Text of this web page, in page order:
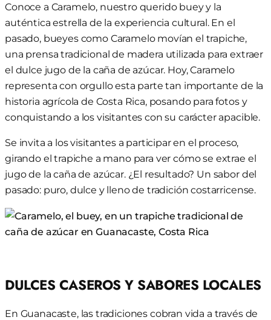
Conoce a Caramelo, nuestro querido buey y la
auténtica estrella de la experiencia cultural. En el
pasado, bueyes como Caramelo movían el trapiche,
una prensa tradicional de madera utilizada para extraer
el dulce jugo de la caña de azúcar. Hoy, Caramelo
representa con orgullo esta parte tan importante de la
historia agrícola de Costa Rica, posando para fotos y
conquistando a los visitantes con su carácter apacible.
Se invita a los visitantes a participar en el proceso,
girando el trapiche a mano para ver cómo se extrae el
jugo de la caña de azúcar. ¿El resultado? Un sabor del
pasado: puro, dulce y lleno de tradición costarricense.
DULCES CASEROS Y SABORES LOCALES
En Guanacaste, las tradiciones cobran vida a través de